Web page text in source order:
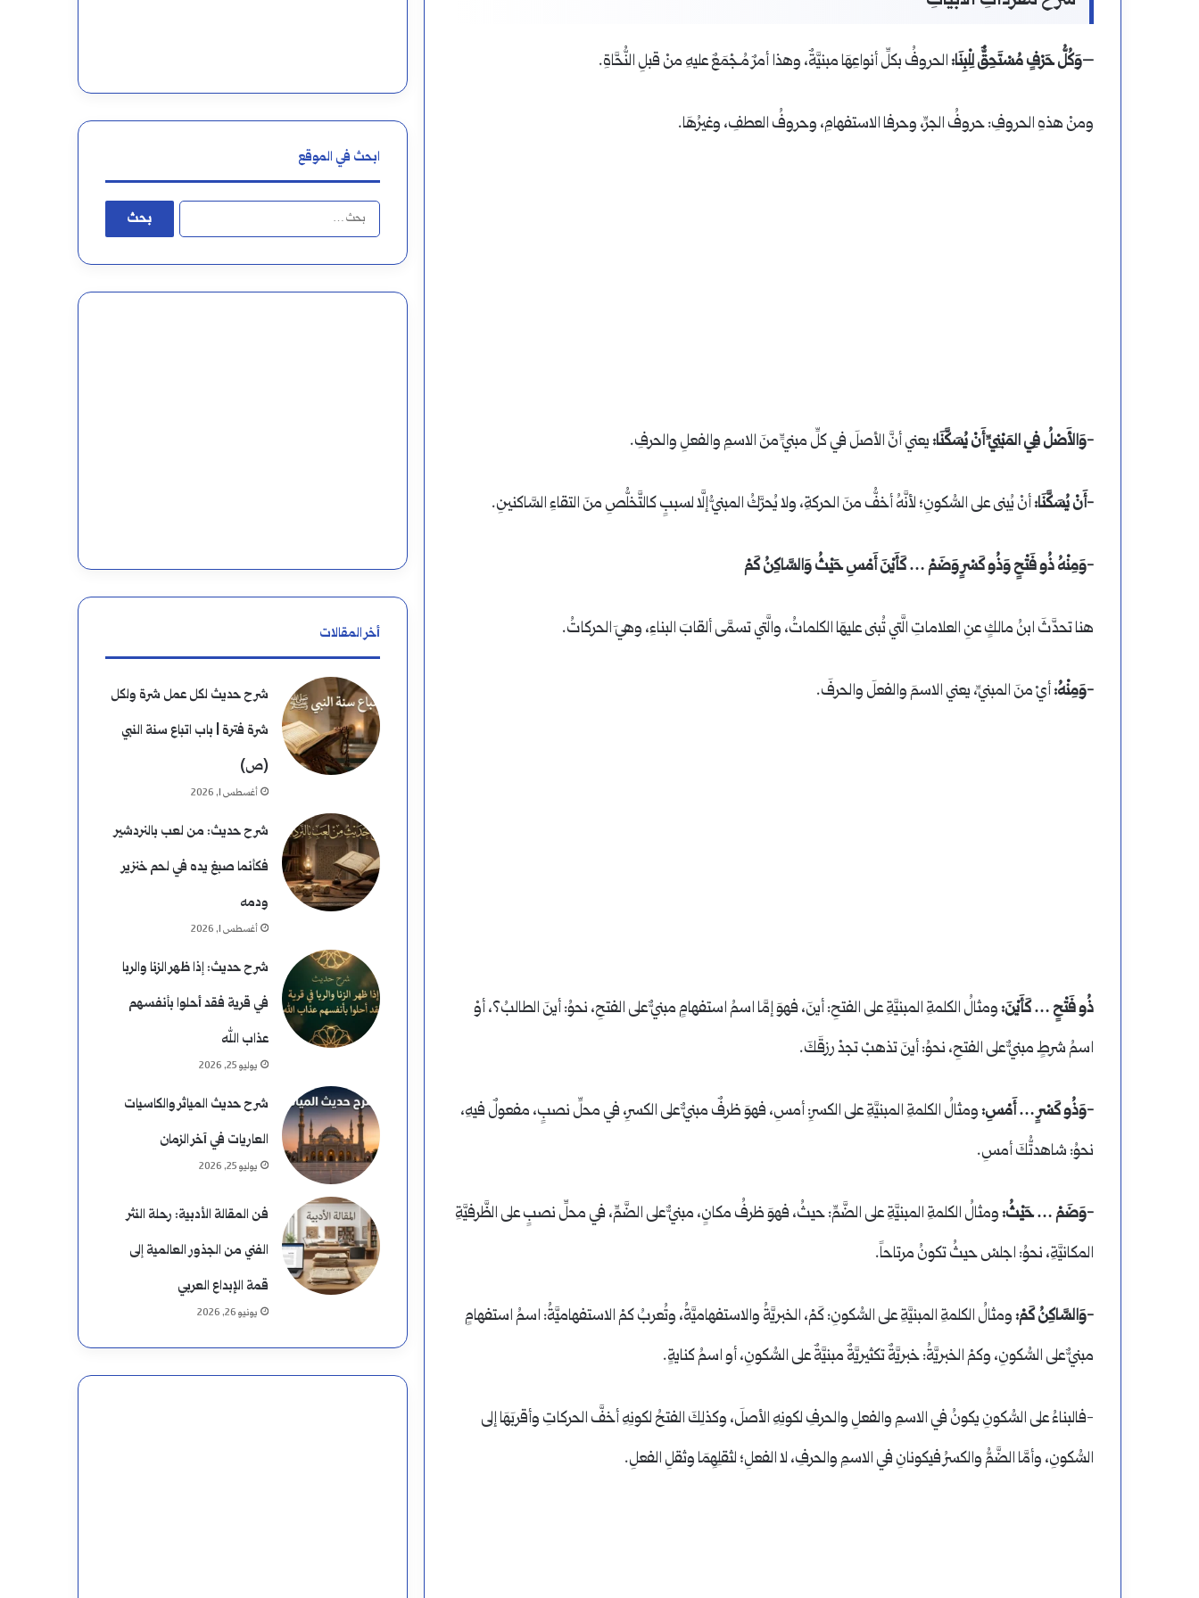
–وَكُلُّ حَرْفٍ مُسْتَحِقٌّ لِلْبِنَا:الحروفُ بكلِّ أنواعِهَا مبنيَّةٌ، وهذا أمرٌ مُـجْمَعٌ عليهِ منْ قبلِ النُّحَّاةِ.
ومنْ هذهِ الحروفِ: حروفُ الجرِّ، وحرفا الاستفهامِ، وحروفُ العطفِ، وغيرُهَا.
-وَالأَصْلُ فِي المَبْنِيِّ أَنْ يُسَكَّنَا:يعني أنَّ الأصلَ في كلِّ مبنيٍّ منَ الاسمِ والفعلِ والحرفِ.
-أَنْ يُسَكَّنَا:أنْ يُبنى على السُّكونِ؛ لأنَّهُ أخفُّ منَ الحركةِ، ولا يُحرَّكُ المبنيُّ إلَّا لسببٍ كالتَّخلُّصِ منَ التقاءِ السَّاكنينِ.
-وَمِنْهُ ذُو فَتْحٍ وَذُو كَسْرٍ وَضَمْ … كَأَيْنَ أَمْسِ حَيْثُ وَالسَّاكِنُ كَمْ
هنا تحدَّثَ ابنُ مالكٍ عنِ العلاماتِ الَّتي تُبنى عليهَا الكلماتُ، والَّتي تسمَّى ألقابَ البناءِ، وهيَ الحركاتُ.
-وَمِنْهُ:أيْ منَ المبنيِّ، يعني الاسمَ والفعلَ والحرفَ.
ذُو فَتْحٍ … كَأَيْنَ:ومثالُ الكلمةِ المبنيَّةِ على الفتحِ: أينَ، فهوَ إمَّا اسمُ استفهامٍ مبنيٌّ على الفتحِ، نحوُ: أينَ الطالبُ؟، أوْ
اسمُ شرطٍ مبنيٌّ على الفتحِ، نحوُ: أينَ تذهبْ تجدْ رزقَكَ.
-وَذُو كَسْرٍ … أَمْسِ:ومثالُ الكلمةِ المبنيَّةِ على الكسرِ: أمسِ، فهوَ ظرفٌ مبنيٌّ على الكسرِ، في محلِّ نصبٍ، مفعولٌ فيهِ،
نحوُ: شاهدتُّكَ أمسِ.
-وَضَمْ … حَيْثُ:ومثالُ الكلمةِ المبنيَّةِ على الضَّمِّ: حيثُ، فهوَ ظرفُ مكانٍ، مبنيٌّ على الضَّمِّ، في محلِّ نصبٍ على الظَّرفيَّةِ
المكانيَّةِ، نحوُ: اجلسْ حيثُ تكونُ مرتاحاً.
-وَالسَّاكِنُ كَمْ:ومثالُ الكلمةِ المبنيَّةِ على السُّكونِ: كَمْ، الخبريَّةُ والاستفهاميَّةُ، وتُعربُ كمْ الاستفهاميَّةُ: اسمُ استفهامٍ
مبنيٌّ على السُّكونِ، وكمْ الخبريَّةُ: خبريَّةٌ تكثيريَّةٌ مبنيَّةٌ على السُّكونِ، أو اسمُ كنايةٍ.
-فالبناءُ على السُّكونِ يكونُ في الاسمِ والفعلِ والحرفِ لكونِهِ الأصلَ، وكذلِكَ الفتحُ لكونِهِ أخفَّ الحركاتِ وأقربَهَا إلى
السُّكونِ، وأمَّا الضَّمُّ والكسرُ فيكونانِ في الاسمِ والحرفِ، لا الفعلِ؛ لثقلِهِمَا وثقلِ الفعلِ.
ابحث في الموقع
البحث
أخر المقالات
شرح حديث لكل عمل شرة ولكل
شرة فترة | باب اتباع سنة النبي
(ص)
أغسطس 1, 2026
شرح حديث: من لعب بالنردشير
فكأنما صبغ يده في لحم خنزير
ودمه
أغسطس 1, 2026
شرح حديث: إذا ظهر الزنا والربا
في قرية فقد أحلوا بأنفسهم
عذاب الله
يوليو 25, 2026
شرح حديث المياثر والكاسيات
العاريات في آخر الزمان
يوليو 25, 2026
فن المقالة الأدبية: رحلة النثر
الفني من الجذور العالمية إلى
قمة الإبداع العربي
يونيو 26, 2026